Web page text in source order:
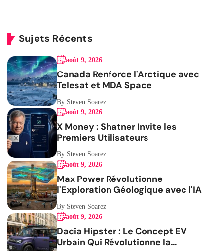
Sujets Récents
août 9, 2026
Canada Renforce l'Arctique avec
Telesat et MDA Space
By Steven Soarez
août 9, 2026
X Money : Shatner Invite les
Premiers Utilisateurs
By Steven Soarez
août 9, 2026
Max Power Révolutionne
l'Exploration Géologique avec l'IA
By Steven Soarez
août 9, 2026
Dacia Hipster : Le Concept EV
Urbain Qui Révolutionne la